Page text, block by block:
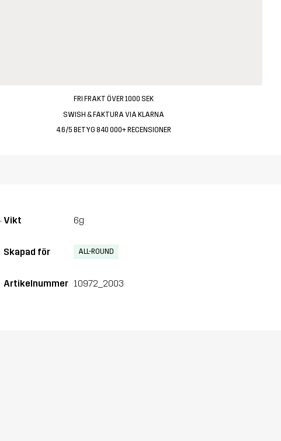
FRI FRAKT ÖVER 1000 SEK
SWISH & FAKTURA VIA KLARNA
4.6/5 BETYG 840 000+ RECENSIONER
Vikt 6g
Skapad för ALL-ROUND
Artikelnummer 10972_2003